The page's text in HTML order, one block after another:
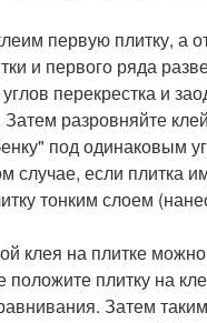
первую плитку, а
и первого ряда
перекрестка и
Затем разровняйте
под одинаковым
случае, если плитка
тонким слоем
клея на плитке
плитку на
Затем